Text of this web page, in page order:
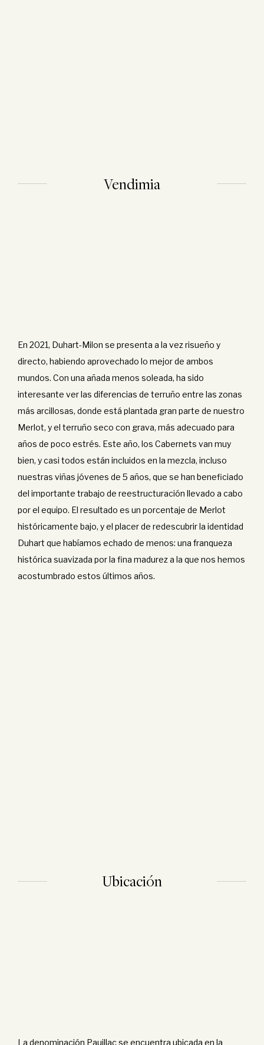
Vendimia
En 2021, Duhart-Milon se presenta a la vez risueño y
directo, habiendo aprovechado lo mejor de ambos
mundos. Con una añada menos soleada, ha sido
interesante ver las diferencias de terruño entre las zonas
más arcillosas, donde está plantada gran parte de nuestro
Merlot, y el terruño seco con grava, más adecuado para
años de poco estrés. Este año, los Cabernets van muy
bien, y casi todos están incluidos en la mezcla, incluso
nuestras viñas jóvenes de 5 años, que se han beneficiado
del importante trabajo de reestructuración llevado a cabo
por el equipo. El resultado es un porcentaje de Merlot
históricamente bajo, y el placer de redescubrir la identidad
Duhart que habíamos echado de menos: una franqueza
histórica suavizada por la fina madurez a la que nos hemos
acostumbrado estos últimos años.
Ubicación
La denominación Pauillac se encuentra ubicada en la